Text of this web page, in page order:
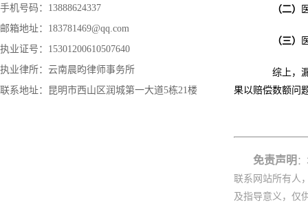
手机号码：13888624337
邮箱地址：183781469@qq.com
执业证号：15301200610507640
执业律所：云南晨昀律师事务所
联系地址：昆明市西山区润城第一大道5栋21楼
（二）
（三）
综上，漏
果以赔偿数额问
免责声明
联系网站所有人
及指导意义，仅